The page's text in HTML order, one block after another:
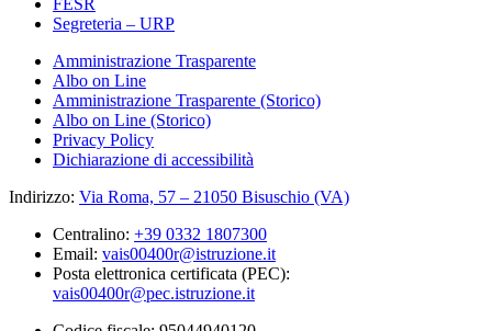
Segreteria – URP
Amministrazione Trasparente
Albo on Line
Amministrazione Trasparente (Storico)
Albo on Line (Storico)
Privacy Policy
Dichiarazione di accessibilità
Indirizzo: Via Roma, 57 – 21050 Bisuschio (VA)
Centralino: +39 0332 1807300
Email: vais00400r@istruzione.it
Posta elettronica certificata (PEC):
vais00400r@pec.istruzione.it